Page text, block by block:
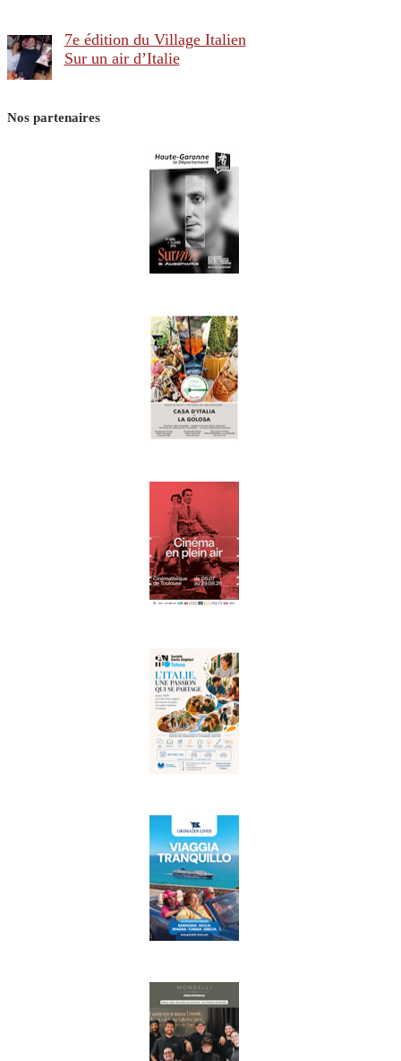
7e édition du Village Italien
Sur un air d’Italie
Nos partenaires